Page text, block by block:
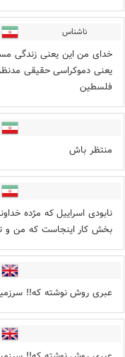
ناشناس
خدای من این یعنی زندگی
یعنی دموکراسی حقیقی
فلسطین
منتظر باش
نابودی اسراییل که مژده
بخش کار اینجاست که من و
عبری روش نوشته که!!